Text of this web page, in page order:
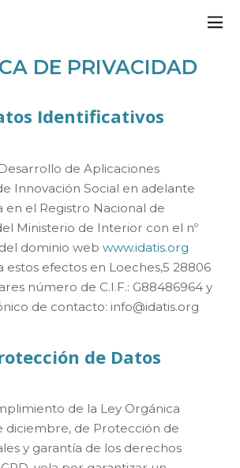
DE PRIVACIDAD
Identificativos
de Aplicaciones
Innovación Social en adelante
en el Registro Nacional de
Ministerio de Interior con el nº
dominio web www.idatis.org
estos efectos en Loeches,5 28806
número de C.I.F.: G88486964 y
de contacto: info@idatis.org
de Datos
de la Ley Orgánica
diciembre, de Protección de
y garantía de los derechos